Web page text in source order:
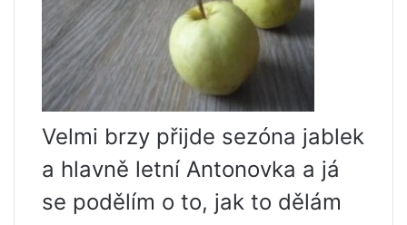
Velmi brzy přijde sezóna jablek
a hlavně letní Antonovka a já
se podělím o to, jak to dělám